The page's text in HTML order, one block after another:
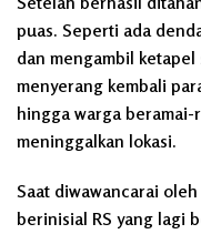
puas. Seperti ada
dan mengambil
menyerang kembali
hingga warga beramai-
meninggalkan lokasi.
Saat diwawancarai
berinisial RS yang lagi